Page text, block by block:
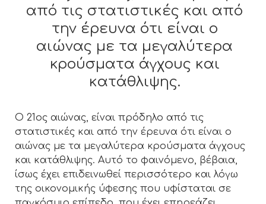
από τις στατιστικές και από
την έρευνα ότι είναι ο
αιώνας με τα μεγαλύτερα
κρούσματα άγχους και
κατάθλιψης.
Ο 21ος αιώνας, είναι πρόδηλο από τις
στατιστικές και από την έρευνα ότι είναι ο
αιώνας με τα μεγαλύτερα κρούσματα άγχους
και κατάθλιψης. Αυτό το φαινόμενο, βέβαια,
ίσως έχει επιδεινωθεί περισσότερο και λόγω
της οικονομικής ύφεσης που υφίσταται σε